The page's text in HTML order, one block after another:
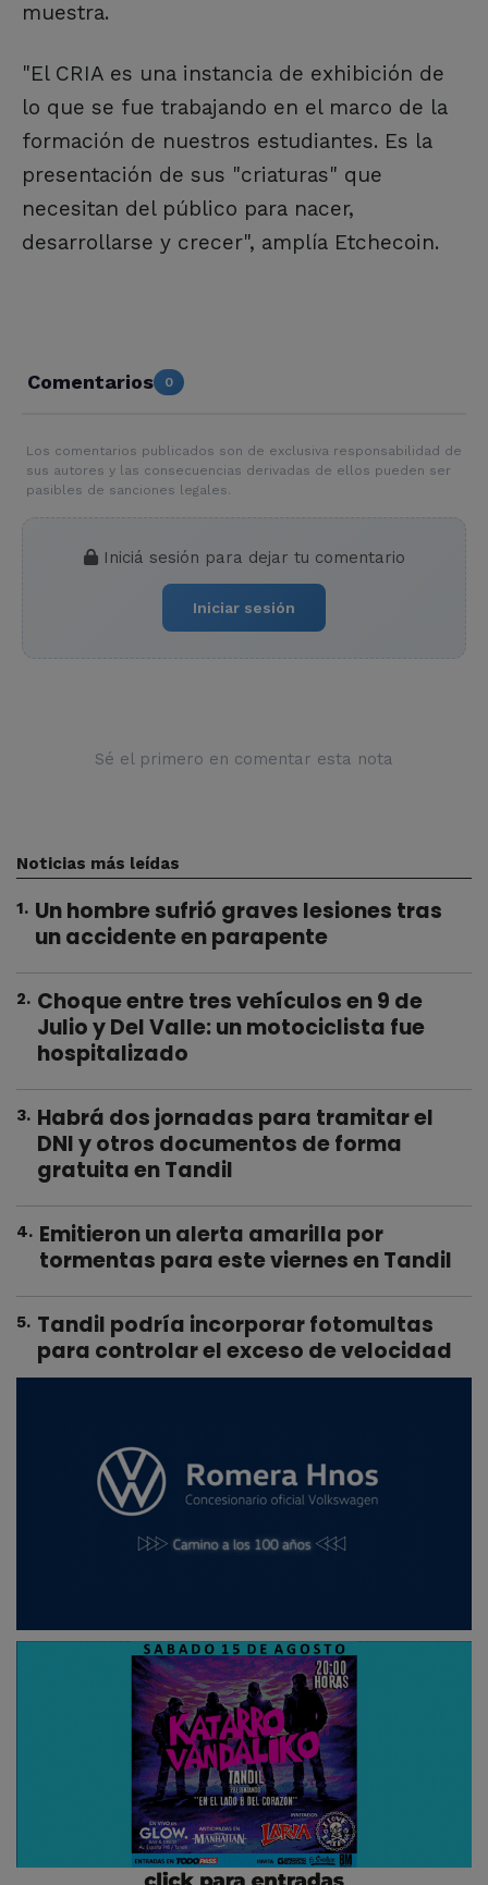
muestra.
"El CRIA es una instancia de exhibición de
lo que se fue trabajando en el marco de la
formación de nuestros estudiantes. Es la
presentación de sus "criaturas" que
necesitan del público para nacer,
desarrollarse y crecer", amplía Etchecoin.
Comentarios 0
Los comentarios publicados son de exclusiva responsabilidad de
sus autores y las consecuencias derivadas de ellos pueden ser
pasibles de sanciones legales.
Iniciá sesión para dejar tu comentario
Iniciar sesión
Sé el primero en comentar esta nota
Noticias más leídas
1. Un hombre sufrió graves lesiones tras
un accidente en parapente
2. Choque entre tres vehículos en 9 de
Julio y Del Valle: un motociclista fue
hospitalizado
3. Habrá dos jornadas para tramitar el
DNI y otros documentos de forma
gratuita en Tandil
4. Emitieron un alerta amarilla por
tormentas para este viernes en Tandil
5. Tandil podría incorporar fotomultas
para controlar el exceso de velocidad